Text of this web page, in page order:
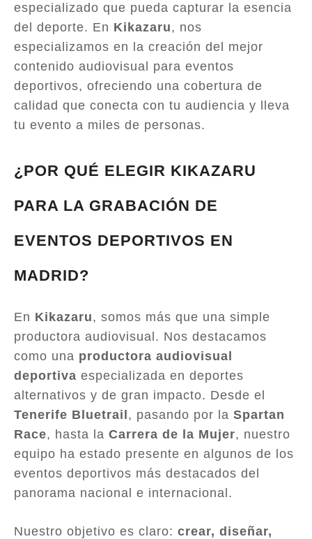
especializado que pueda capturar la esencia
del deporte. En Kikazaru, nos
especializamos en la creación del mejor
contenido audiovisual para eventos
deportivos, ofreciendo una cobertura de
calidad que conecta con tu audiencia y lleva
tu evento a miles de personas.
¿POR QUÉ ELEGIR KIKAZARU
PARA LA GRABACIÓN DE
EVENTOS DEPORTIVOS EN
MADRID?
En Kikazaru, somos más que una simple
productora audiovisual. Nos destacamos
como una productora audiovisual
deportiva especializada en deportes
alternativos y de gran impacto. Desde el
Tenerife Bluetrail , pasando por la Spartan
Race, hasta la Carrera de la Mujer, nuestro
equipo ha estado presente en algunos de los
eventos deportivos más destacados del
panorama nacional e internacional.
Nuestro objetivo es claro: crear, diseñar,